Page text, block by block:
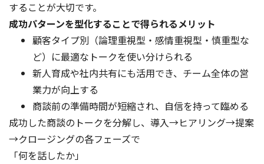
することが大切です。
成功パターンを型化することで得られるメリット
顧客タイプ別（論理重視型・感情重視型・慎重型な
ど）に最適なトークを使い分けられる
新人育成や社内共有にも活用でき、チーム全体の営
業力が向上する
商談前の準備時間が短縮され、自信を持って臨める
成功した商談のトークを分解し、導入→ヒアリング→提案
→クロージングの各フェーズで
「何を話したか」